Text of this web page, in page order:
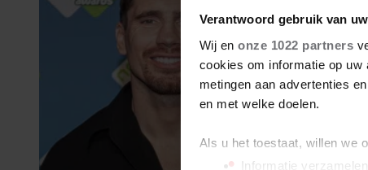
Verantwoord gebruik van
Wij en onze 1022 partners
cookies om informatie op uw
metingen aan advertenties
en met welke doelen.
Als u het toestaat, willen we
Informatie